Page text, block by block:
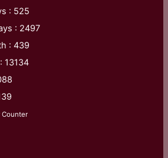
: 525
: 2497
: 439
13134
Counter